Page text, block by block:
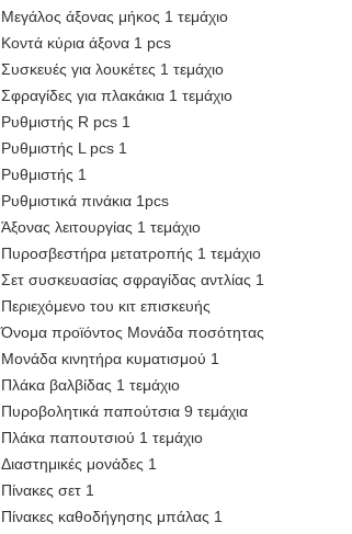
Μεγάλος άξονας μήκος 1 τεμάχιο
Κοντά κύρια άξονα 1 pcs
Συσκευές για λουκέτες 1 τεμάχιο
Σφραγίδες για πλακάκια 1 τεμάχιο
Ρυθμιστής R pcs 1
Ρυθμιστής L pcs 1
Ρυθμιστής 1
Ρυθμιστικά πινάκια 1pcs
Άξονας λειτουργίας 1 τεμάχιο
Πυροσβεστήρα μετατροπής 1 τεμάχιο
Σετ συσκευασίας σφραγίδας αντλίας 1
Περιεχόμενο του κιτ επισκευής
Όνομα προϊόντος Μονάδα ποσότητας
Μονάδα κινητήρα κυματισμού 1
Πλάκα βαλβίδας 1 τεμάχιο
Πυροβολητικά παπούτσια 9 τεμάχια
Πλάκα παπουτσιού 1 τεμάχιο
Διαστημικές μονάδες 1
Πίνακες σετ 1
Πίνακες καθοδήγησης μπάλας 1